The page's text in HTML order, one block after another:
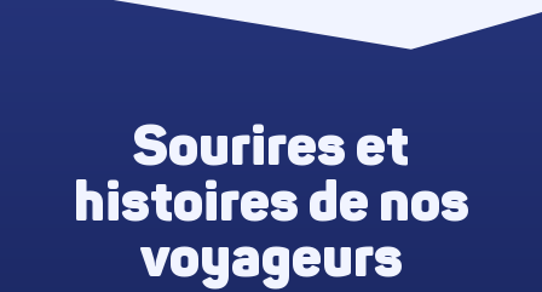
Sourires et
histoires de nos
voyageurs